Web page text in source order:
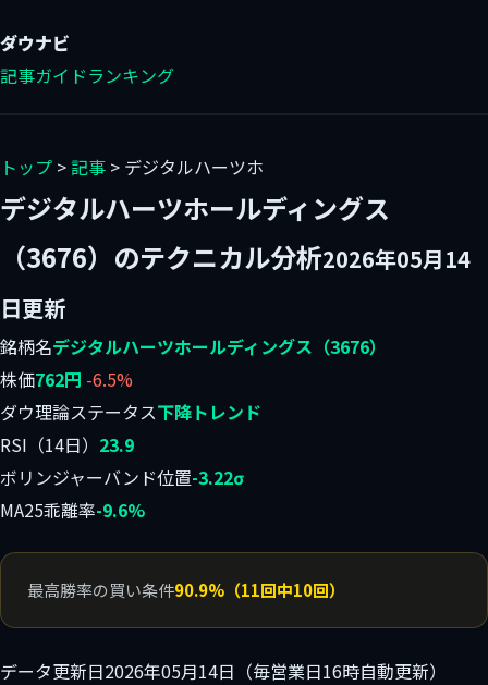
ダウナビ
記事ガイドランキング
トップ >記事 > デジタルハーツホ
デジタルハーツホールディングス
（3676）のテクニカル分析2026年05月14
日更新
銘柄名デジタルハーツホールディングス（3676）
株価762円 -6.5%
ダウ理論ステータス下降トレンド
RSI（14日） 23.9
ボリンジャーバンド位置-3.22σ
MA25乖離率-9.6%
最高勝率の買い条件90.9%（11回中10回）
データ更新日2026年05月14日（毎営業日16時自動更新）